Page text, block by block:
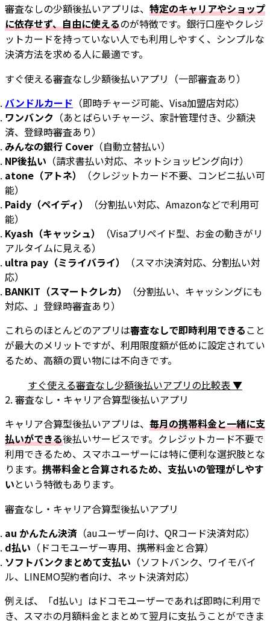
審査なしの少額後払いアプリは、 特定のキャリアやショップ
に依存せず、自由に使えるのが特徴です。銀行口座やクレジ
ットカードを持っていない人でも利用しやすく、シンプルな
決済方法を求める人に最適です。
すぐ使える審査なし少額後払いアプリ（一部審査あり）
バンドルカード （即時チャージ可能、Visa加盟店対応）
ワンバンク （あとばらいチャージ、家計管理付き、少額決
済、登録時審査あり）
みんなの銀行 Cover （自動立替払い）
NP後払い （請求書払い対応、ネットショッピング向け）
atone（アトネ）
（クレジットカード不要、コンビニ払い可
能）
Paidy（ペイディ）
（分割払い対応、Amazonなどで利用可
能）
Kyash（キャッシュ）
（Visaプリペイド型、お金の動きがリ
アルタイムに見える）
ultra pay（ミライバライ）
（スマホ決済対応、分割払い対
応）
BANKIT（スマートクレカ）
（分割払い、キャッシングにも
対応、」登録時審査あり）
これらのほとんどのアプリは審査なしで即時利用できること
が最大のメリットですが、利用限度額が低めに設定されてい
るため、高額の買い物には不向きです。
すぐ使える審査なし少額後払いアプリの比較表 ▼
2. 審査なし・キャリア合算型後払いアプリ
キャリア合算型後払いアプリは、 毎月の携帯料金と一緒に支
払いができる後払いサービスです。クレジットカード不要で
利用できるため、スマホユーザーには特に便利な選択肢とな
ります。 携帯料金と合算されるため、支払いの管理がしやす
いという特徴もあります。
審査なし・キャリア合算型後払いアプリ
au かんたん決済 （auユーザー向け、QRコード決済対応）
d払い （ドコモユーザー専用、携帯料金と合算）
ソフトバンクまとめて支払い （ソフトバンク、ワイモバイ
ル、LINEMO契約者向け、ネット決済対応）
例えば、「d払い」はドコモユーザーであれば即時に利用で
き、スマホの月額料金とまとめて翌月に支払うことができま